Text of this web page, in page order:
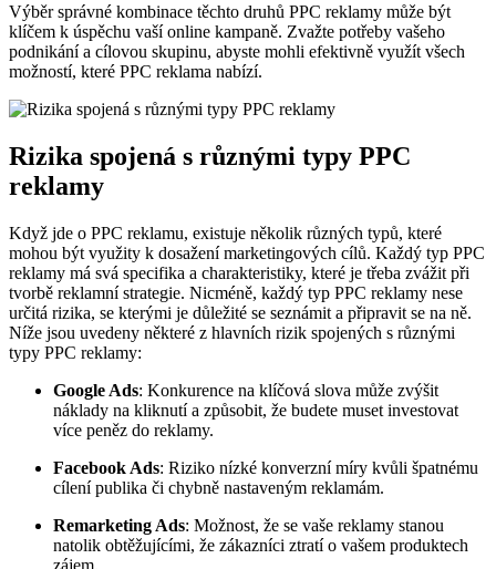
Výběr správné kombinace těchto druhů PPC reklamy může být
klíčem k úspěchu vaší online kampaně. Zvažte potřeby vašeho
podnikání a cílovou skupinu, abyste mohli efektivně využít všech
možností, které PPC reklama nabízí.
Rizika spojená s různými typy PPC
reklamy
Když jde o PPC reklamu, existuje několik různých typů, které
mohou být využity k dosažení marketingových cílů. Každý typ PPC
reklamy má svá specifika a charakteristiky, které je třeba zvážit při
tvorbě reklamní strategie. Nicméně, každý typ PPC reklamy nese
určitá rizika, se kterými je důležité se seznámit a připravit se na ně.
Níže jsou uvedeny některé z hlavních rizik spojených s různými
typy PPC reklamy:
Google Ads: Konkurence na klíčová slova může zvýšit
náklady na kliknutí a způsobit, že budete muset investovat
více peněz do reklamy.
Facebook Ads: Riziko nízké konverzní míry kvůli špatnému
cílení publika či chybně nastaveným reklamám.
Remarketing Ads: Možnost, že se vaše reklamy stanou
natolik obtěžujícími, že zákazníci ztratí o vašem produktech
zájem.